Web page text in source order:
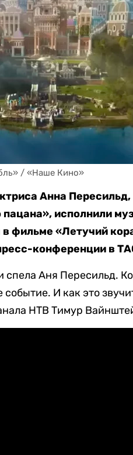
/ «Наше Кино»
Анна
исполнили
фильме «Летучий
конференции в
спела Аня Пересильд.
И как это
НТВ Тимур